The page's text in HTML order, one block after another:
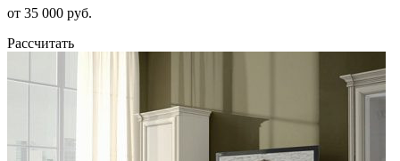
от 35 000 руб.
Рассчитать